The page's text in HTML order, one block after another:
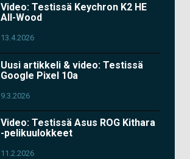
Video: Testissä Keychron K2 HE
All-Wood
13.4.2026
Uusi artikkeli & video: Testissä
Google Pixel 10a
9.3.2026
Video: Testissä Asus ROG Kithara
-pelikuulokkeet
11.2.2026